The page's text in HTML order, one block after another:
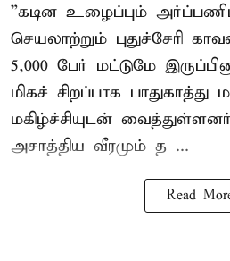
”கடின உழைப்பும்
செயலாற்றும் புதுச்சேரி
5,000 பேர் மட்டுமே
மிகச் சிறப்பாக
மகிழ்ச்சியுடன்
அசாத்திய வீரமும் த ...
Read